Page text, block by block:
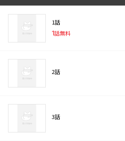
1話
1話無料
2話
3話